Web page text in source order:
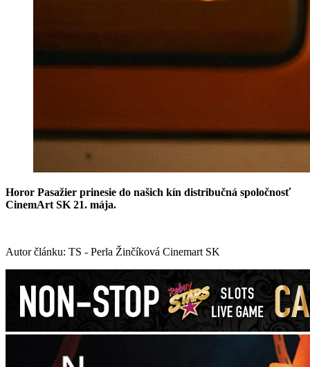
Horor Pasažier prinesie do našich kín distribučná spoločnosť
CinemArt SK 21. mája.
Autor článku: TS - Perla Žinčíková Cinemart SK